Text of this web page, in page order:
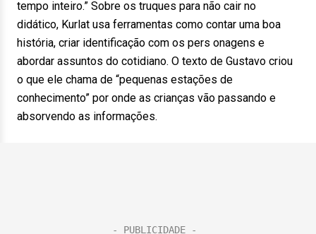
tempo inteiro.” Sobre os truques para não cair no
didático, Kurlat usa ferramentas como contar uma boa
história, criar identificação com os pers onagens e
abordar assuntos do cotidiano. O texto de Gustavo criou
o que ele chama de “pequenas estações de
conhecimento” por onde as crianças vão passando e
absorvendo as informações.